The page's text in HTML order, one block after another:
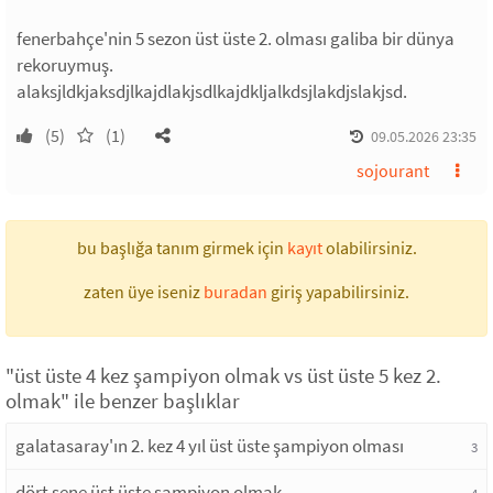
fenerbahçe'nin 5 sezon üst üste 2. olması galiba bir dünya
rekoruymuş.
alaksjldkjaksdjlkajdlakjsdlkajdkljalkdsjlakdjslakjsd.
(5) (1) 09.05.2026 23:35
sojourant
bu başlığa tanım girmek için kayıtolabilirsiniz.
zaten üye iseniz buradan giriş yapabilirsiniz.
"üst üste 4 kez şampiyon olmak vs üst üste 5 kez 2.
olmak" ile benzer başlıklar
galatasaray'ın 2. kez 4 yıl üst üste şampiyon olması 3